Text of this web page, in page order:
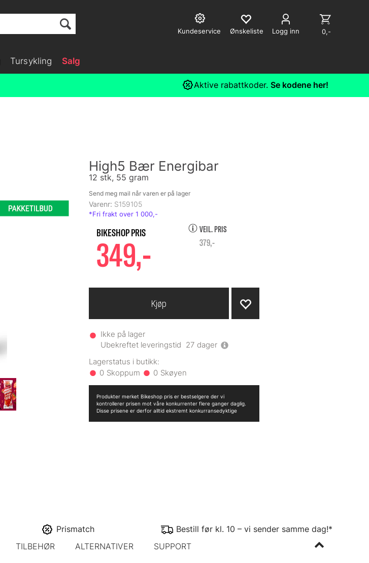
Logg inn
Kundeservice 0,-
Tursykling Salg
Aktive rabattkoder. Se kodene her!
High5 Bær Energibar
12 stk, 55 gram
Varenr: S159105
349,-
VEIL. PRIS
379,-
Ikke på lager
Ubekreftet leveringstid 27 dager
0 0
Kjøp
Prismatch Bestill før kl. 10 – vi sender samme dag!*
Send meg mail når varen er på lager
Produkter merket Bikeshop pris er bestselgere der vi
kontrollerer prisen mot våre konkurrenter flere ganger daglig.
Disse prisene er derfor alltid ekstremt konkurransedyktige
TILBEHØR ALTERNATIVER SUPPORT